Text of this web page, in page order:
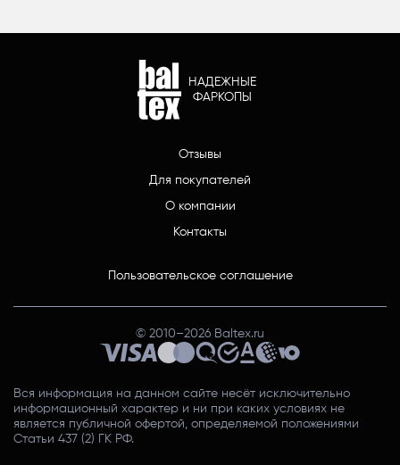
НАДЕЖНЫЕ
ФАРКОПЫ
Отзывы
Для покупателей
О компании
Контакты
Пользовательское соглашение
© 2010–2026 Baltex.ru
Вся информация на данном сайте несёт исключительно
информационный характер и ни при каких условиях не
является публичной офертой, определяемой положениями
Статьи 437 (2) ГК РФ.